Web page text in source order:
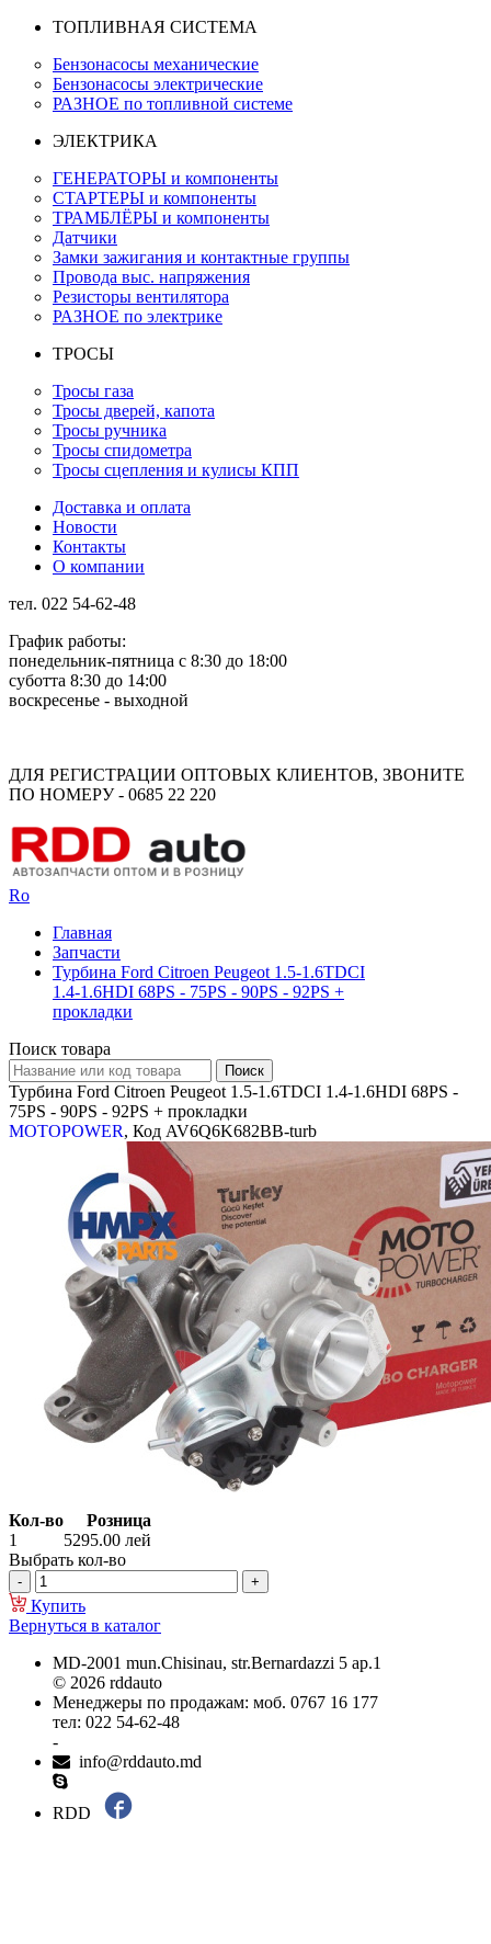
ТОПЛИВНАЯ СИСТЕМА
Бензонасосы механические
Бензонасосы электрические
РАЗНОЕ по топливной системе
ЭЛЕКТРИКА
ГЕНЕРАТОРЫ и компоненты
СТАРТЕРЫ и компоненты
ТРАМБЛЁРЫ и компоненты
Датчики
Замки зажигания и контактные группы
Провода выс. напряжения
Резисторы вентилятора
РАЗНОЕ по электрике
ТРОСЫ
Тросы газа
Тросы дверей, капота
Тросы ручника
Тросы спидометра
Тросы сцепления и кулисы КПП
Доставка и оплата
Новости
Контакты
О компании
тел. 022 54-62-48
График работы:
понедельник-пятница с 8:30 до 18:00
суботта 8:30 до 14:00
воскресенье - выходной
ДЛЯ РЕГИСТРАЦИИ ОПТОВЫХ КЛИЕНТОВ, ЗВОНИТЕ
ПО НОМЕРУ - 0685 22 220
Ro
Главная
Запчасти
Турбина Ford Citroen Peugeot 1.5-1.6TDCI
1.4-1.6HDI 68PS - 75PS - 90PS - 92PS +
прокладки
Поиск товара
Турбина Ford Citroen Peugeot 1.5-1.6TDCI 1.4-1.6HDI 68PS -
75PS - 90PS - 92PS + прокладки
MOTOPOWER, Код AV6Q6K682BB-turb
Кол-во
Розница
1
5295.00 лей
Выбрать кол-во
Купить
Вернуться в каталог
MD-2001 mun.Chisinau, str.Bernardazzi 5 ap.1
© 2026 rddauto
Менеджеры по продажам: моб. 0767 16 177
тел: 022 54-62-48
-
info@rddauto.md
RDD